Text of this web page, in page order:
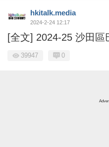
hkitalk.media
2024-2-24 12:17
[全文] 2024-25 沙田區
39947 0